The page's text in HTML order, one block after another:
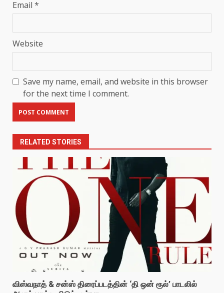
Email *
Website
Save my name, email, and website in this browser
for the next time I comment.
RELATED STORIES
விஸ்வநாத் & சன்ஸ் திரைப்படத்தின் ‘தி ஒன் ரூல்’ பாடலில்